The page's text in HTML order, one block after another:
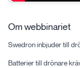
Om webbinariet
Swedron inbjuder till
Batterier till drönare